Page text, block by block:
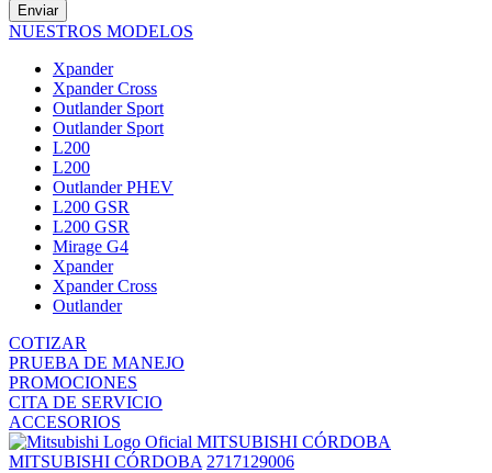
Enviar
NUESTROS MODELOS
Xpander
Xpander Cross
Outlander Sport
Outlander Sport
L200
L200
Outlander PHEV
L200 GSR
L200 GSR
Mirage G4
Xpander
Xpander Cross
Outlander
COTIZAR
PRUEBA DE MANEJO
PROMOCIONES
CITA DE SERVICIO
ACCESORIOS
MITSUBISHI CÓRDOBA
MITSUBISHI CÓRDOBA 2717129006